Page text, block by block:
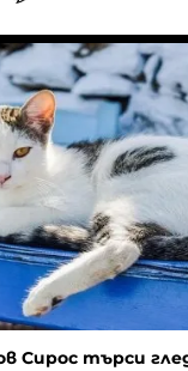
Сирос търси